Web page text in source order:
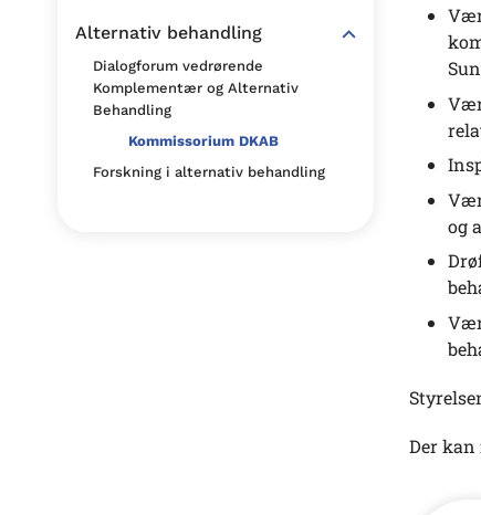
Alternativ behandling
Dialogforum vedrørende
Komplementær og Alternativ
Behandling
Kommissorium DKAB
Forskning i alternativ behandling
og
Der kan